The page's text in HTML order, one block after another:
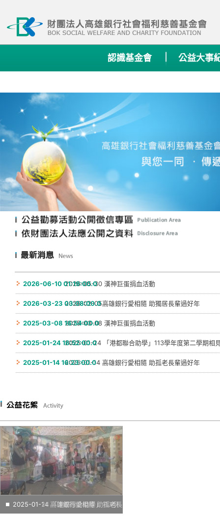
認識基金會 公益大事
2026-06-10 01:19:00.02026-05-30 漢神巨蛋捐血活動
2026-03-23 03:08:00.02026-02-05高雄銀行愛相隨 助獨居長輩過好年
2025-03-08 16:54:00.02025-03-08 漢神巨蛋捐血活動
2025-01-24 16:52:00.02025-01-24 「港都聯合助學」113學年度第二學期相
2025-01-14 16:23:00.02025-01-14 高雄銀行愛相隨 助孤老長輩過好年
2025-01-24 「港都聯合助學」113學
2025-01-14 高雄銀行愛相隨 助孤老長